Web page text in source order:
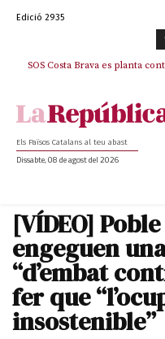
Edició 2935
SOS Costa Brava es planta
Els Països Catalans al teu abast
Dissabte, 08 de agost del 2026
[VÍDEO]
engeguen
“d’embat
fer que
insostenible”